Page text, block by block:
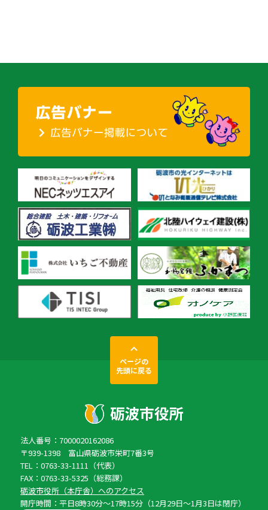
ページの
先頭に戻る
法人番号：7000020162086
〒939-1398 富山県砺波市栄町7番3号
TEL：0763-33-1111（代表）
FAX：0763-33-5325（総務課）
砺波市役所（本庁舎）へのアクセス
開庁時間：平日8時30分〜17時15分（12月29日〜1月3日は閉庁）